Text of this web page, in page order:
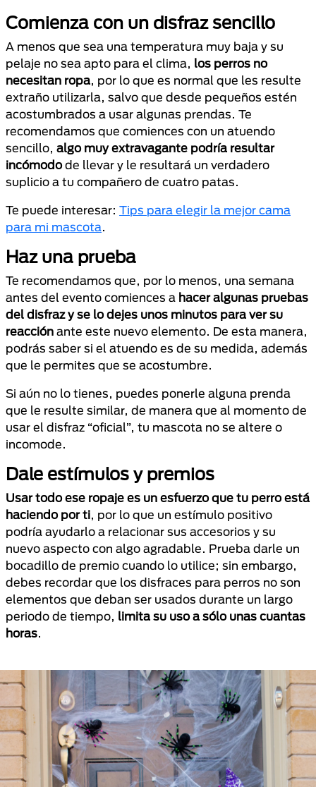
Comienza con un disfraz sencillo
A menos que sea una temperatura muy baja y su
pelaje no sea apto para el clima, los perros no
necesitan ropa , por lo que es normal que les resulte
extraño utilizarla, salvo que desde pequeños estén
acostumbrados a usar algunas prendas. Te
recomendamos que comiences con un atuendo
sencillo, algo muy extravagante podría resultar
incómodode llevar y le resultará un verdadero
suplicio a tu compañero de cuatro patas.
Te puede interesar: Tips para elegir la mejor cama
para mi mascota
Haz una prueba
Te recomendamos que, por lo menos, una semana
antes del evento comiences a hacer algunas pruebas
del disfraz y se lo dejes unos minutos para ver su
reacción ante este nuevo elemento. De esta manera,
podrás saber si el atuendo es de su medida, además
que le permites que se acostumbre.
Si aún no lo tienes, puedes ponerle alguna prenda
que le resulte similar, de manera que al momento de
usar el disfraz “oficial”, tu mascota no se altere o
incomode.
Dale estímulos y premios
Usar todo ese ropaje es un esfuerzo que tu perro está
haciendo por ti , por lo que un estímulo positivo
podría ayudarlo a relacionar sus accesorios y su
nuevo aspecto con algo agradable. Prueba darle un
bocadillo de premio cuando lo utilice; sin embargo,
debes recordar que los disfraces para perros no son
elementos que deban ser usados durante un largo
periodo de tiempo, limita su uso a sólo unas cuantas
horas